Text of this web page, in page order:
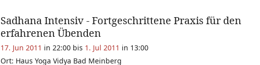
Sadhana Intensiv - Fortgeschrittene Praxis für den
erfahrenen Übenden
17. Jun 2011 in 22:00 bis 1. Jul 2011 in 13:00
Ort: Haus Yoga Vidya Bad Meinberg